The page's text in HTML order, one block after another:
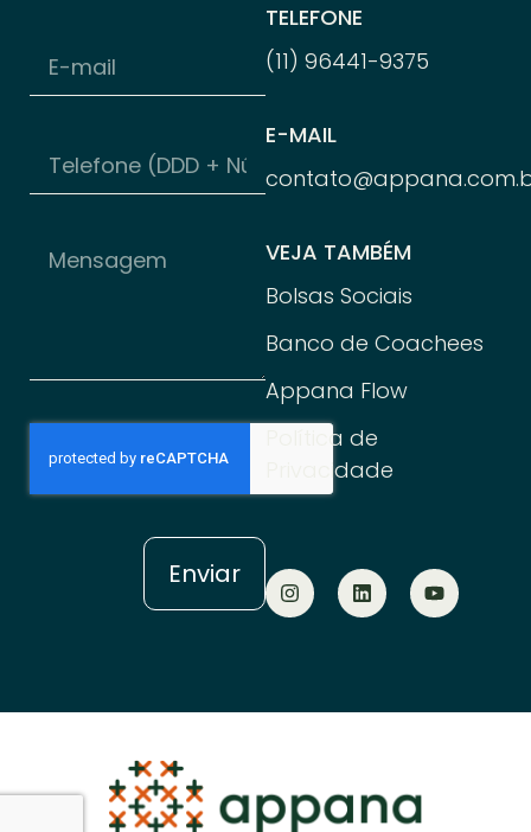
Enviar
TELEFONE
(11) 96441-9375
E-MAIL
VEJA TAMBÉM
Bolsas Sociais
Banco de Coachees
Appana Flow
Política de
Privacidade